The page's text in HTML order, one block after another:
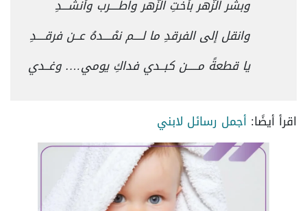
وبشر الزّهر بأختِ الزّهر واطــــرب وأُنشـــدِ
وانقل إلى الفرقدِ ما لــــم نمْــــدهُ عــن فرقــــدِ
يا قطعةً مـــــن كبــدي فداكِ يومي…. وغــدي
اقرأ أيضًا: أجمل رسائل لابني